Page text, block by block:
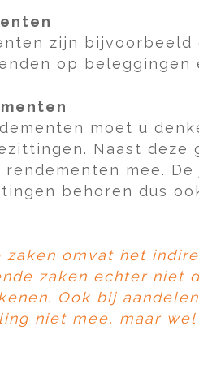
zijn
op beleggingen
moet u
Naast deze
mee.
behoren dus
zaken omvat het
zaken echter niet
Ook bij
niet mee, maar